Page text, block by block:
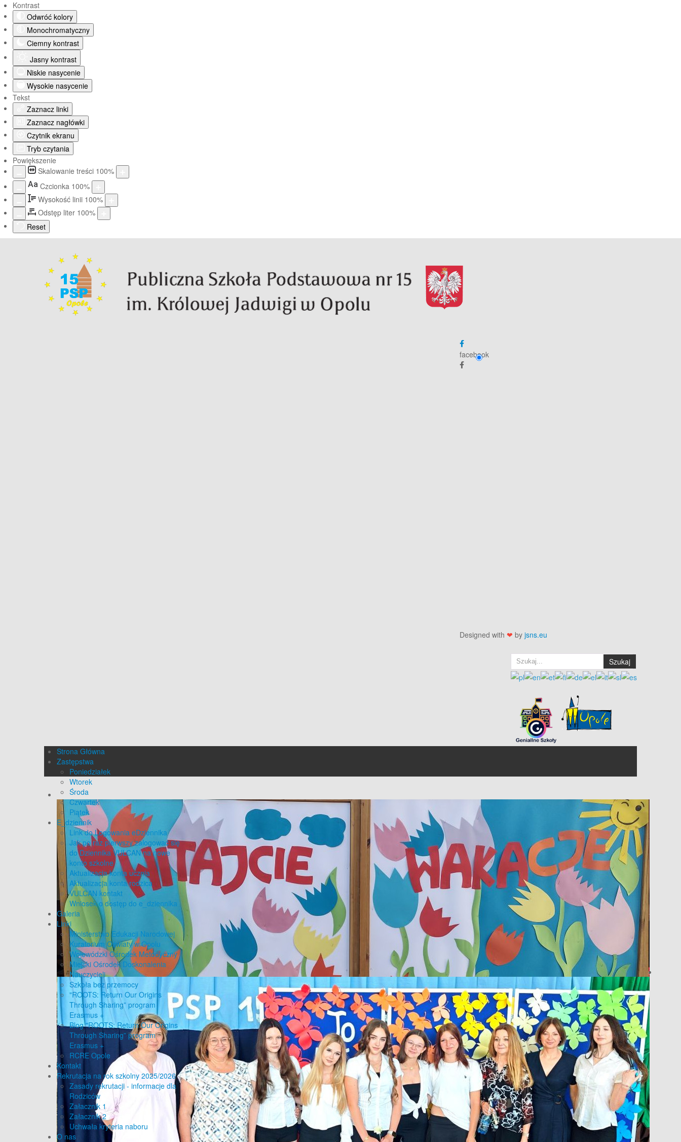
Kontrast
Odwróć kolory
Monochromatyczny
Ciemny kontrast
Jasny kontrast
Niskie nasycenie
Wysokie nasycenie
Tekst
Zaznacz linki
Zaznacz nagłówki
Czytnik ekranu
Tryb czytania
Powiększenie
Skalowanie treści 100%
Aa Czcionka 100%
Wysokość linii 100%
Odstęp liter 100%
Reset
facebook
Designed with ❤ by jsns.eu
Szukaj
Strona Główna
Zastępstwa
Poniedziałek
Wtorek
Środa
Czwartek
Piątek
E_dziennik
Link do Logowania eDziennika
Jak po raz pierwszy zalogować się
do Dziennika VULCAN na nowe
konto szkolne
Aktualizacja konta ucznia
Aktualizacja konta rodzica
VULCAN kontakt
Wniosek o dostęp do e_dziennika
Galeria
Linki
Ministerstwo Edukacji Narodowej
Kuratorium Oświaty w Opolu
Wojewódzki Ośrodek Metodyczny
Miejski Ośrodek Doskonalenia
Nauczycieli
Szkoła bez przemocy
"ROOTS: Return Our Origins
Through Sharing” program
Erasmus +
Blog "ROOTS: Return Our Origins
Through Sharing” program
Erasmus +
RCRE Opole
Kontakt
Rekrutacja na rok szkolny 2025/2026
Zasady rekrutacji - informacje dla
Rodziców
Załacznik 1
Załacznik 2
Uchwała kryteria naboru
O nas